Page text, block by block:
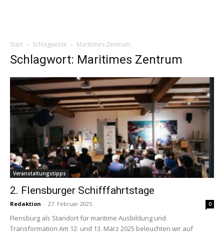
Start Schlagworte Maritimes Zentrum
Schlagwort: Maritimes Zentrum
Veranstaltungstipps
2. Flensburger Schifffahrtstage
Redaktion - 27. Februar 2025 0
Flensburg als Standort für maritime Ausbildung und
Transformation Am 12. und 13. März 2025 beleuchten wir auf